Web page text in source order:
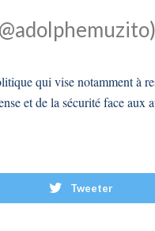
qui vise notamment à
et de la sécurité face aux
Tweeter